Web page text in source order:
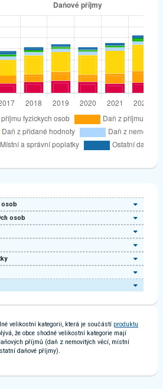
osob
osob
velikostní kategorii, která je součástí produktu
že obce shodné velikostní kategorie mají
příjmů (daň z nemovitých věcí, místní
daňové příjmy).